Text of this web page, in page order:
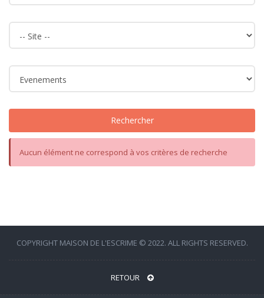
Rechercher
Aucun élément ne correspond à vos critères de recherche
COPYRIGHT MAISON DE L'ESCRIME © 2022. ALL RIGHTS RESERVED.
RETOUR